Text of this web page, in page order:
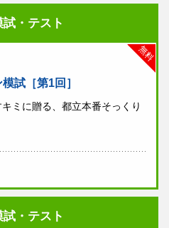
含む）、スマートフォン等の
はご使用いただけません。緊
必要な場合は、試験会場まで
がございます。
勝志望校別コース
体験・10月正式開講）、9月
実力錬成コースの受講資格、お
・開成・国立必勝クラスおよび土
たら、塾生はお通いの校舎
お通いでない方はカスタマー
までお問い合わせくださ
試・テスト
無料
試［第1回］
ミに贈る、都立本番そっくり
試・テスト